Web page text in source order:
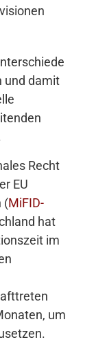
und damit
Recht
EU
(MiFID-
hat
im
um